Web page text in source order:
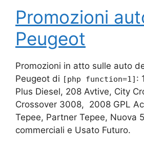
Promozioni
Peugeot
Promozioni in atto sulle auto
Peugeot di [php function=1] :
Plus Diesel, 208 Avtive, City
Crossover 3008, 2008 GPL
Tepee, Partner Tepee, Nuova
commerciali e Usato Futuro.